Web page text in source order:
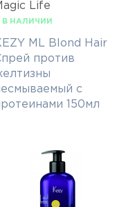
Life
В НАЛИЧИИ
ML Blond Hair
против
с
150мл